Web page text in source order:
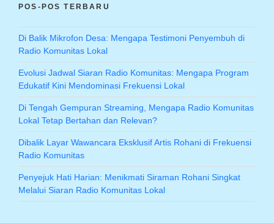
POS-POS TERBARU
Di Balik Mikrofon Desa: Mengapa Testimoni Penyembuh di
Radio Komunitas Lokal
Evolusi Jadwal Siaran Radio Komunitas: Mengapa Program
Edukatif Kini Mendominasi Frekuensi Lokal
Di Tengah Gempuran Streaming, Mengapa Radio Komunitas
Lokal Tetap Bertahan dan Relevan?
Dibalik Layar Wawancara Eksklusif Artis Rohani di Frekuensi
Radio Komunitas
Penyejuk Hati Harian: Menikmati Siraman Rohani Singkat
Melalui Siaran Radio Komunitas Lokal